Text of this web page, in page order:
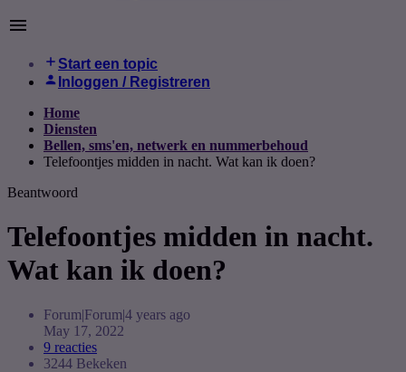
Start een topic
Inloggen / Registreren
Home
Diensten
Bellen, sms'en, netwerk en nummerbehoud
Telefoontjes midden in nacht. Wat kan ik doen?
Beantwoord
Telefoontjes midden in nacht.
Wat kan ik doen?
Forum|Forum|4 years ago
May 17, 2022
9 reacties
3244 Bekeken